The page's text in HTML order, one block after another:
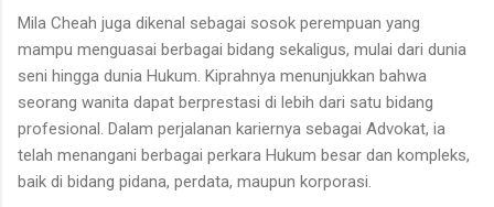
Mila Cheah juga dikenal sebagai sosok perempuan yang
mampu menguasai berbagai bidang sekaligus, mulai dari dunia
seni hingga dunia Hukum. Kiprahnya menunjukkan bahwa
seorang wanita dapat berprestasi di lebih dari satu bidang
profesional. Dalam perjalanan kariernya sebagai Advokat, ia
telah menangani berbagai perkara Hukum besar dan kompleks,
baik di bidang pidana, perdata, maupun korporasi.